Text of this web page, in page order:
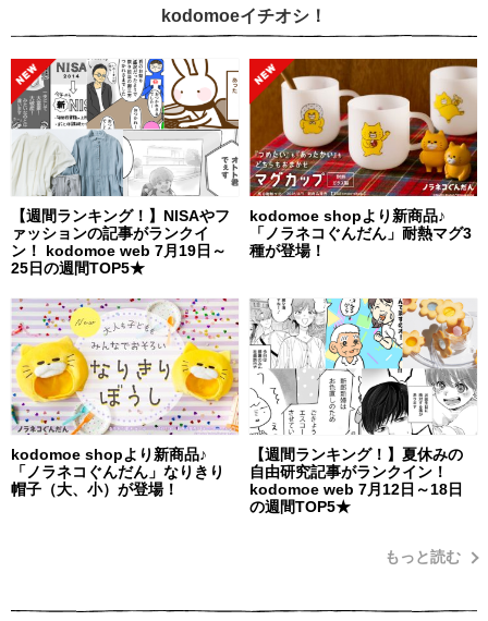
kodomoeイチオシ！
【週間ランキング！】NISAやフ
ァッションの記事がランクイ
ン！ kodomoe web 7月19日～
25日の週間TOP5★
kodomoe shopより新商品♪
「ノラネコぐんだん」耐熱マグ3
種が登場！
kodomoe shopより新商品♪
「ノラネコぐんだん」なりきり
帽子（大、小）が登場！
【週間ランキング！】夏休みの
自由研究記事がランクイン！
kodomoe web 7月12日～18日
の週間TOP5★
もっと読む